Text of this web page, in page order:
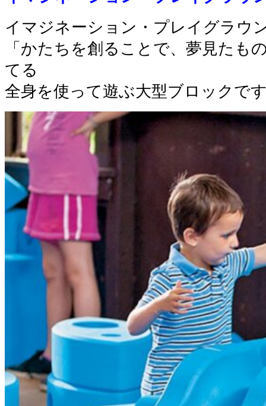
イマジネーション・プレイグラウ
「かたちを創ることで、夢見たも
てる
全身を使って遊ぶ大型ブロックで